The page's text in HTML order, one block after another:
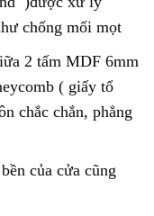
chống mối mọt
2 tấm MDF 6mm
( giấy tổ
chắc chắn, phẳng
của cửa cũng